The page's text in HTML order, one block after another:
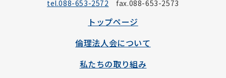
tel.088-653-2572 fax.088-653-2573
トップページ
倫理法人会について
私たちの取り組み